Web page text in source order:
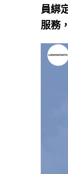
員綁
服務